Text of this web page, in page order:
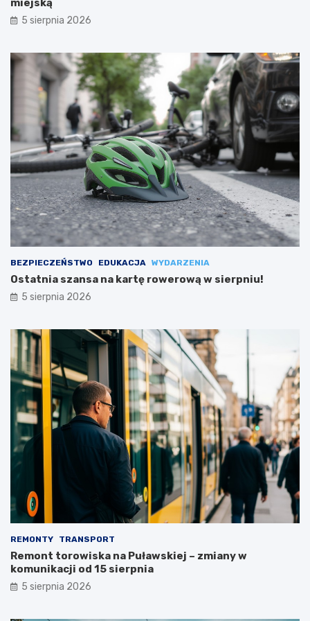
miejską
5 sierpnia 2026
BEZPIECZEŃSTWO EDUKACJA WYDARZENIA
Ostatnia szansa na kartę rowerową w sierpniu!
5 sierpnia 2026
REMONTY TRANSPORT
Remont torowiska na Puławskiej – zmiany w
komunikacji od 15 sierpnia
5 sierpnia 2026